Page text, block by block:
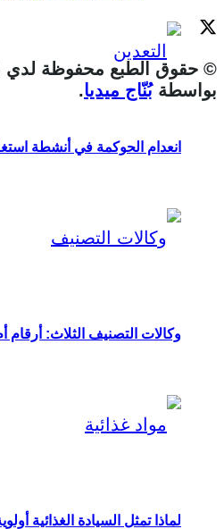
انعدام الحوكمة في أنشطة
وكالات التصنيف الثلاث: أرقام
لماذا تمثل السيادة الغذائية
© حقوق الطبع محفوظة لدي
بواسطةبُنّاج ميديا.